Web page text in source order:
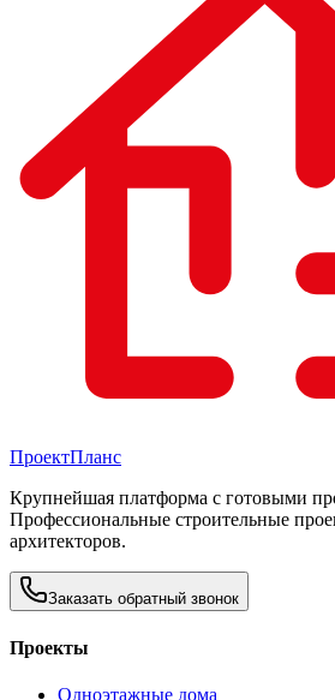
ПроектПланс
Крупнейшая платформа с готовыми
Профессиональные строительные
архитекторов.
Заказать обратный звонок
Проекты
Одноэтажные дома